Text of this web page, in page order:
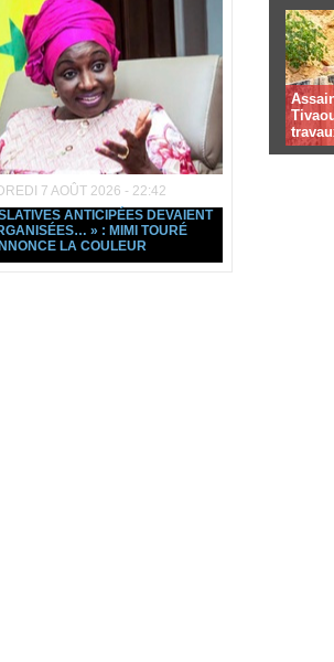
7 AOÛT 2026 - 22:42
ANTICIPÉES DEVAIENT
» : MIMI TOURÉ
LA COULEUR